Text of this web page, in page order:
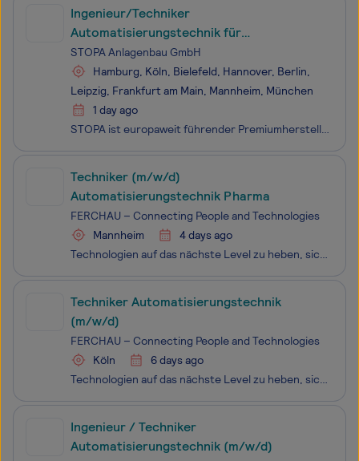
Ingenieur/Techniker
Automatisierungstechnik für
Inbetriebnahme Außendienst (m/w/d)
STOPA Anlagenbau GmbH
Hamburg, Köln, Bielefeld, Hannover, Berlin,
Leipzig, Frankfurt am Main, Mannheim, München
1 day ago
STOPA ist europaweit führender Premiumhersteller automatisierter Lagersysteme für Bleche und Langgut sowie automatischer Parksysteme. Das Angebot reicht von Stand-alone-Anwendungen bis zu integrativen Automatisierungsmodulen. Das unabhängige Unternehmen mit seinen fast 350 Angestellten in Achern – D
Techniker (m/w/d)
Automatisierungstechnik Pharma
FERCHAU – Connecting People and Technologies
Mannheim
4 days ago
Technologien auf das nächste Level zu heben, sich Herausforderungen zu stellen und an den Innovationen von morgen zu arbeiten - dafür benötigen wir bei FERCHAU Expert:innen wie dich: als ambitionierte Kolleg:innen, der:die wie wir Technologien auf die nächste Stufe bringen möchte. Wir realisieren sp
Techniker Automatisierungstechnik
(m/w/d)
FERCHAU – Connecting People and Technologies
Köln
6 days ago
Technologien auf das nächste Level zu heben, sich Herausforderungen zu stellen und an den Innovationen von morgen zu arbeiten - dafür benötigen wir bei FERCHAU Expert:innen wie dich: als ambitionierte Techniker:innen für Automatisierungstechnik, die wie wir Technologien auf die nächste Stufe bringen
Ingenieur / Techniker
Automatisierungstechnik (m/w/d)